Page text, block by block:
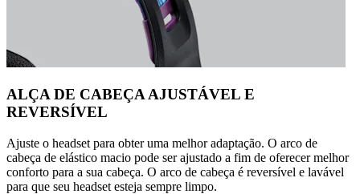
ALÇA DE CABEÇA AJUSTÁVEL E
REVERSÍVEL
Ajuste o headset para obter uma melhor adaptação. O arco de
cabeça de elástico macio pode ser ajustado a fim de oferecer melhor
conforto para a sua cabeça. O arco de cabeça é reversível e lavável
para que seu headset esteja sempre limpo.